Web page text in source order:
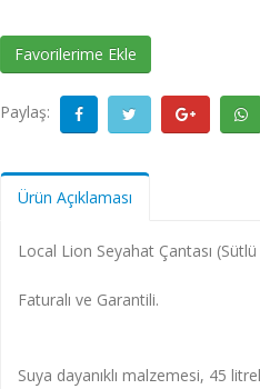
Favorilerime Ekle
Paylaş:
Ürün Açıklaması
Local Lion Seyahat Çantası
Faturalı ve Garantili.
Suya dayanıklı malzemesi, 45